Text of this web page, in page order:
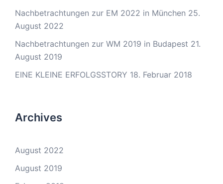
Nachbetrachtungen zur EM 2022 in München 25.
August 2022
Nachbetrachtungen zur WM 2019 in Budapest 21.
August 2019
EINE KLEINE ERFOLGSSTORY 18. Februar 2018
Archives
August 2022
August 2019